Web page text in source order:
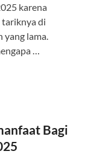
karena
tariknya di
lama.
…
Bagi